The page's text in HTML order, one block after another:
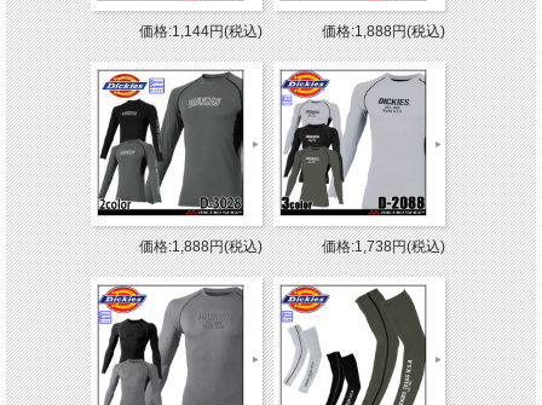
価格:1,144円(税込) 価格:1,888円(税込)
価格:1,888円(税込) 価格:1,738円(税込)